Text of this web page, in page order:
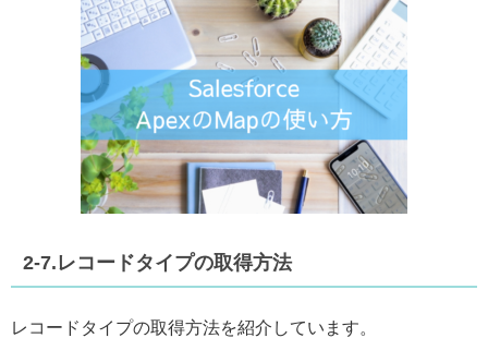
2-7.レコードタイプの取得方法
レコードタイプの取得方法を紹介しています。